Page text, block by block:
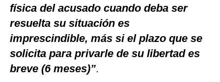
física del acusado cuando deba ser
resuelta su situación es
imprescindible, más si el plazo que se
solicita para privarle de su libertad es
breve (6 meses)”.